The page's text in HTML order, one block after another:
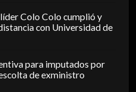
líder Colo Colo cumplió y
con Universidad de
para imputados por
de exministro